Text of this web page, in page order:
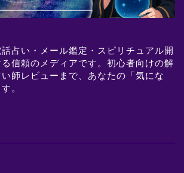
占い・メール鑑定・スピリチュアル開
信頼のメディアです。初心者向けの解
師レビューまで、あなたの「気にな
。